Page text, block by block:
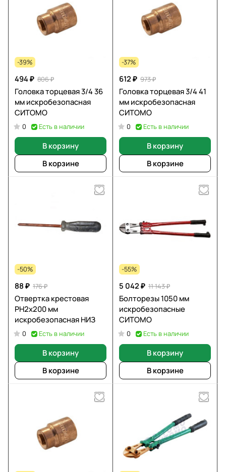
-39%
494 ₽ 806 ₽
Головка торцевая 3/4 36
мм искробезопасная
СИТОМО
0 Есть в наличии
В корзину
В корзине
-37%
612 ₽ 973 ₽
Головка торцевая 3/4 41
мм искробезопасная
СИТОМО
0 Есть в наличии
В корзину
В корзине
-50%
88 ₽ 176 ₽
Отвертка крестовая
PH2x200 мм
искробезопасная НИЗ
0 Есть в наличии
В корзину
В корзине
-55%
5 042 ₽ 11 143 ₽
Болторезы 1050 мм
искробезопасные
СИТОМО
0 Есть в наличии
В корзину
В корзине